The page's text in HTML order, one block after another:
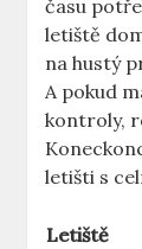
času
letiště
na hustý
A pokud
kontroly,
letišti s
Letiště